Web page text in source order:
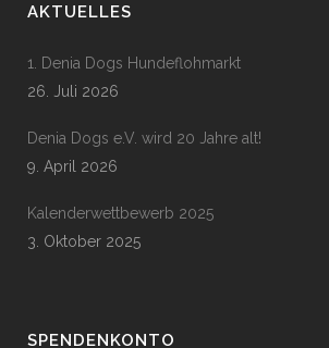
AKTUELLES
1. Denia Dogs Hundeflohmarkt
26. Juli 2026
Denia Dogs e.V. wird 20 Jahre alt!
9. April 2026
Kalenderwettbewerb 2025
3. Oktober 2025
SPENDENKONTO